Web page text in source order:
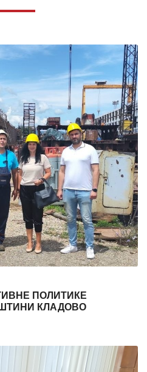
ПОЛИТИКЕ
КЛАДОВО